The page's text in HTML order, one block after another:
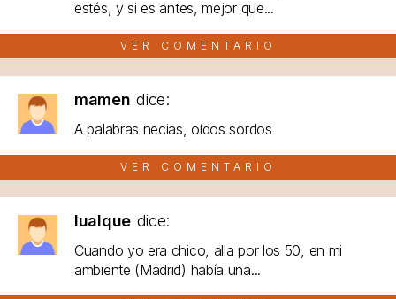
estés, y si es antes, mejor que...
VER COMENTARIO
mamen dice:
A palabras necias, oídos sordos
VER COMENTARIO
lualque dice:
Cuando yo era chico, alla por los 50, en mi
ambiente (Madrid) había una...